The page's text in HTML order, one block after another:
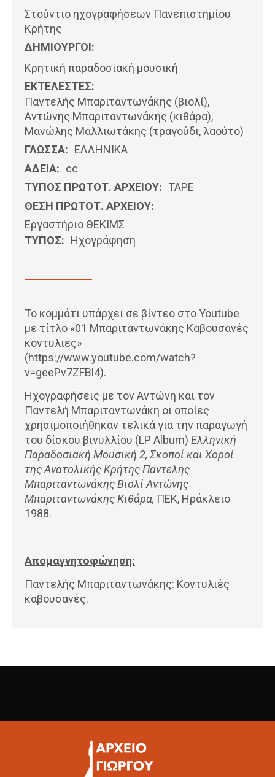
Στούντιο ηχογραφήσεων Πανεπιστημίου
Κρήτης
ΔΗΜΙΟΥΡΓΟΙ:
Κρητική παραδοσιακή μουσική
ΕΚΤΕΛΕΣΤΕΣ:
Παντελής Μπαριταντωνάκης (βιολί),
Αντώνης Μπαριταντωνάκης (κιθάρα),
Μανώλης Μαλλιωτάκης (τραγούδι, λαούτο)
ΓΛΩΣΣΑ: ΕΛΛΗΝΙΚΆ
ΑΔΕΙΑ: cc
ΤΥΠΟΣ ΠΡΩΤΟΤ. ΑΡΧΕΙΟΥ: ΤΑΡΕ
ΘΕΣΗ ΠΡΩΤΟΤ. ΑΡΧΕΙΟΥ:
Εργαστήριο ΘΕΚΙΜΣ
ΤΥΠΟΣ: Ηχογράφηση
Το κομμάτι υπάρχει σε βίντεο στο Youtube
με τίτλο «01 Μπαριταντωνάκης Καβουσανές
κοντυλιές»
(https://www.youtube.com/watch?
v=geePv7ZFBl4).
Ηχογραφήσεις με τον Αντώνη και τον
Παντελή Μπαριταντωνάκη οι οποίες
χρησιμοποιήθηκαν τελικά για την παραγωγή
του δίσκου βινυλλίου (LP Album) Ελληνική
Παραδοσιακή Μουσική 2, Σκοποί και Χοροί
της Ανατολικής Κρήτης Παντελής
Μπαριταντωνάκης Βιολί Αντώνης
Μπαριταντωνάκης Κιθάρα, ΠΕΚ, Ηράκλειο
1988.
Απομαγνητοφώνηση:
Παντελής Μπαριταντωνάκης: Κοντυλιές
καβουσανές.